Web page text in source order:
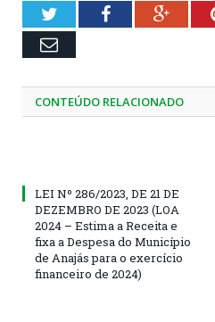
TwitterFacebook
Email
CONTEÚDO RELACIONADO
LEI Nº 286/2023, DE 21 DE
DEZEMBRO DE 2023 (LOA
2024 – Estima a Receita e
fixa a Despesa do Município
de Anajás para o exercício
financeiro de 2024)